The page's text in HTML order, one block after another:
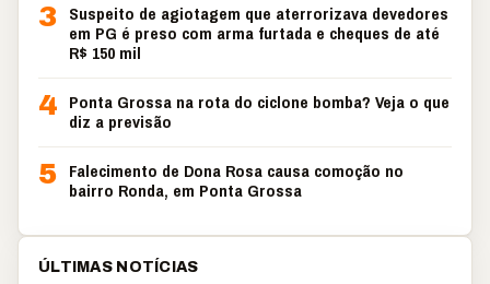
3 Suspeito de agiotagem que aterrorizava devedores
em PG é preso com arma furtada e cheques de até
R$ 150 mil
4 Ponta Grossa na rota do ciclone bomba? Veja o que
diz a previsão
5 Falecimento de Dona Rosa causa comoção no
bairro Ronda, em Ponta Grossa
ÚLTIMAS NOTÍCIAS